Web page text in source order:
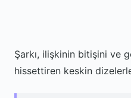
Şarkı, ilişkinin bitişini ve
hissettiren keskin